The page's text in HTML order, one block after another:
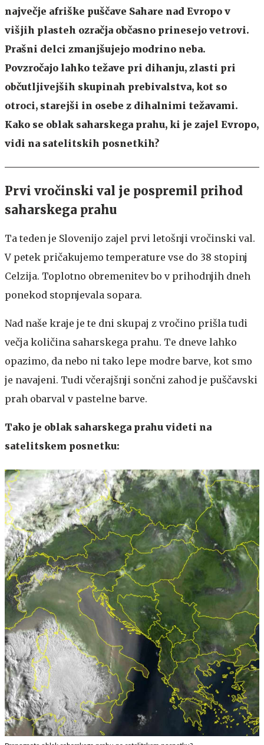
največje afriške puščave Sahare nad Evropo v
višjih plasteh ozračja občasno prinesejo vetrovi.
Prašni delci zmanjšujejo modrino neba.
Povzročajo lahko težave pri dihanju, zlasti pri
občutljivejših skupinah prebivalstva, kot so
otroci, starejši in osebe z dihalnimi težavami.
Kako se oblak saharskega prahu, ki je zajel Evropo,
vidi na satelitskih posnetkih?
Prvi vročinski val je pospremil prihod
saharskega prahu
Ta teden je Slovenijo zajel prvi letošnji vročinski val.
V petek pričakujemo temperature vse do 38 stopinj
Celzija. Toplotno obremenitev bo v prihodnjih dneh
ponekod stopnjevala sopara.
Nad naše kraje je te dni skupaj z vročino prišla tudi
večja količina saharskega prahu. Te dneve lahko
opazimo, da nebo ni tako lepe modre barve, kot smo
je navajeni. Tudi včerajšnji sončni zahod je puščavski
prah obarval v pastelne barve.
Tako je oblak saharskega prahu videti na
satelitskem posnetku: